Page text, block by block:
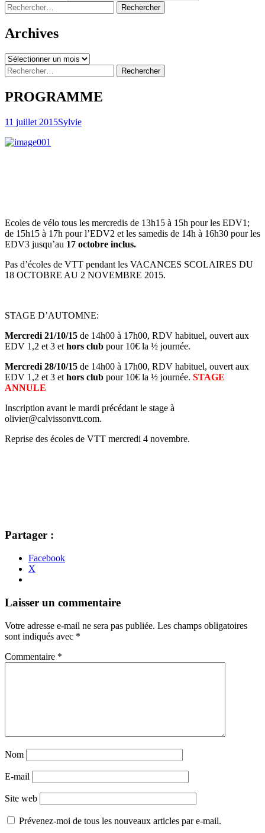
Rechercher :
Archives
Archives
Rechercher :
PROGRAMME
11 juillet 2015Sylvie
Ecoles de vélo tous les mercredis de 13h15 à 15h pour les EDV1;
de 15h15 à 17h pour l’EDV2 et les samedis de 14h à 16h30 pour les
EDV3 jusqu’au 17 octobre inclus.
Pas d’écoles de VTT pendant les VACANCES SCOLAIRES DU
18 OCTOBRE AU 2 NOVEMBRE 2015.
STAGE D’AUTOMNE:
Mercredi 21/10/15 de 14h00 à 17h00, RDV habituel, ouvert aux
EDV 1,2 et 3 et hors club pour 10€ la ½ journée.
Mercredi 28/10/15 de 14h00 à 17h00, RDV habituel, ouvert aux
EDV 1,2 et 3 et hors club pour 10€ la ½ journée. STAGE
ANNULE
Inscription avant le mardi précédant le stage à
olivier@calvissonvtt.com.
Reprise des écoles de VTT mercredi 4 novembre.
Partager :
Facebook
X
Navigation
articles
←
→
Laisser un commentaire
Votre adresse e-mail ne sera pas publiée. Les champs obligatoires
sont indiqués avec *
Commentaire *
Nom
E-mail
Site web
Prévenez-moi de tous les nouveaux articles par e-mail.